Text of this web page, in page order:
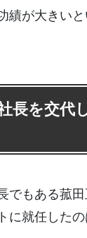
が大きいと
長を交代
でもある菰
に就任した